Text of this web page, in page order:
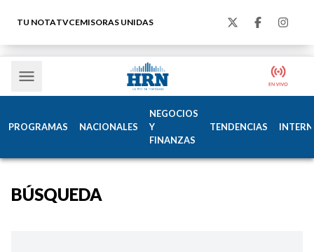
TU NOTATVCEMISORAS UNIDAS
PROGRAMAS NACIONALES
NEGOCIOS
Y
FINANZAS
TENDENCIAS
BÚSQUEDA